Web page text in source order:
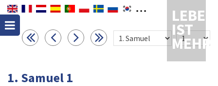
LEBEN
IST
MEHR
1. Samuel 1